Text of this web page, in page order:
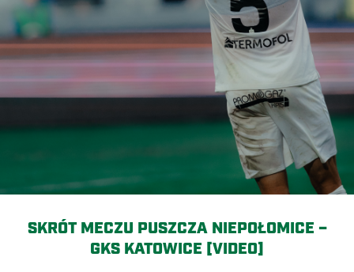
SKRÓT MECZU PUSZCZA NIEPOŁOMICE –
GKS KATOWICE [VIDEO]